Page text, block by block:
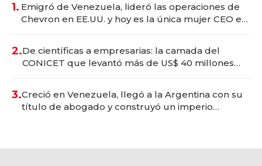
1. Emigró de Venezuela, lideró las operaciones de
Chevron en EE.UU. y hoy es la única mujer CEO en
2.De científicas a empresarias: la camada del
CONICET que levantó más de US$ 40 millones
3.Creció en Venezuela, llegó a la Argentina con su
título de abogado y construyó un imperio